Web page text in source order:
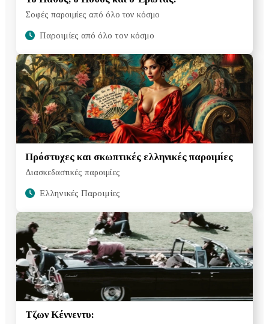
Σοφές παροιμίες από όλο τον κόσμο
Παροιμίες από όλο τον κόσμο
Πρόστυχες και σκωπτικές ελληνικές παροιμίες
Διασκεδαστικές παροιμίες
Ελληνικές Παροιμίες
Τζων Κέννεντυ: